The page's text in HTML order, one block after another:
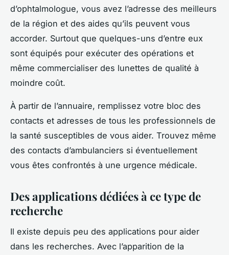
d’ophtalmologue, vous avez l’adresse des meilleurs
de la région et des aides qu’ils peuvent vous
accorder. Surtout que quelques-uns d’entre eux
sont équipés pour exécuter des opérations et
même commercialiser des lunettes de qualité à
moindre coût.
À partir de l’annuaire, remplissez votre bloc des
contacts et adresses de tous les professionnels de
la santé susceptibles de vous aider. Trouvez même
des contacts d’ambulanciers si éventuellement
vous êtes confrontés à une urgence médicale.
Des applications dédiées à ce type de
recherche
Il existe depuis peu des applications pour aider
dans les recherches. Avec l’apparition de la